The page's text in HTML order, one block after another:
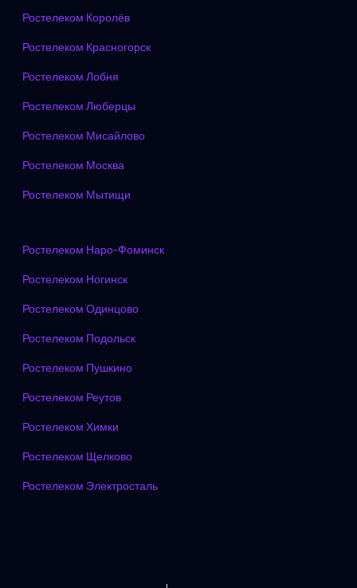
Ростелеком Королёв
Ростелеком Красногорск
Ростелеком Лобня
Ростелеком Люберцы
Ростелеком Мисайлово
Ростелеком Москва
Ростелеком Мытищи
Ростелеком Наро-Фоминск
Ростелеком Ногинск
Ростелеком Одинцово
Ростелеком Подольск
Ростелеком Пушкино
Ростелеком Реутов
Ростелеком Химки
Ростелеком Щелково
Ростелеком Электросталь